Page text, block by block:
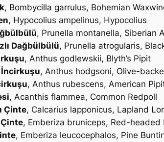
, Bombycilla garrulus, Bohemian
, Hypocolius ampelinus, Hypocolius
, Prunella montanella, Siberian
Dağbülbülü, Prunella atrogularis,
, Anthus godlewskii, Blyth’s Pipit
İncirkuşu, Anthus hodgsoni, Olive-
, Anthus rubescens, American
, Acanthis flammea, Common Redpoll
Çinte, Calcarius lapponicus, Lapland
Çinte, Emberiza bruniceps, Red-headed
, Emberiza leucocephalos, Pine